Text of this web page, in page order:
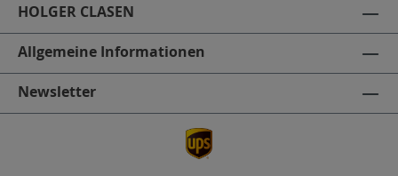
HOLGER CLASEN
Allgemeine Informationen
Newsletter